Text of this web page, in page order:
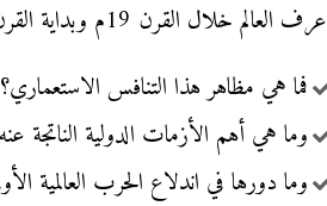
عرف العالم خلال القرن 19م وبداية القرن 20م عدة أزمات تتجلى في التنافس بين الدول الإمبريالية للسيطرة على عدة مستعمرات، مما نتج عنه اندلاع الحرب العالمية الأولى.
فما هي مظاهر هذا التنافس الاستعماري؟
وما هي أهم الأزمات الدولية الناتجة
وما دورها في اندلاع الحرب العالمية